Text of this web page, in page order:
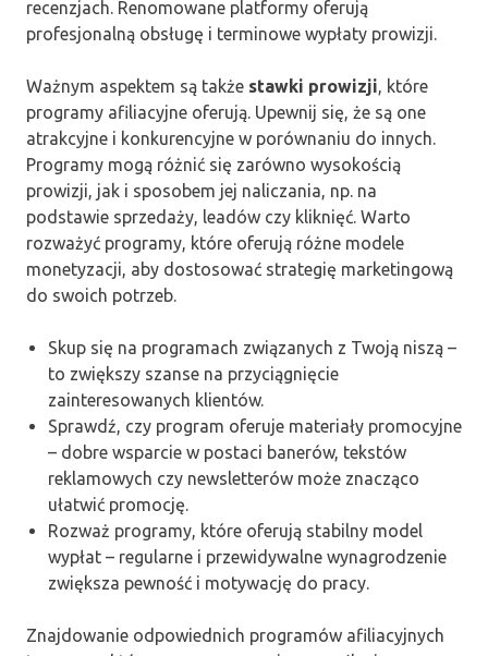
recenzjach. Renomowane platformy oferują
profesjonalną obsługę i terminowe wypłaty prowizji.
Ważnym aspektem są także stawki prowizji, które
programy afiliacyjne oferują. Upewnij się, że są one
atrakcyjne i konkurencyjne w porównaniu do innych.
Programy mogą różnić się zarówno wysokością
prowizji, jak i sposobem jej naliczania, np. na
podstawie sprzedaży, leadów czy kliknięć. Warto
rozważyć programy, które oferują różne modele
monetyzacji, aby dostosować strategię marketingową
do swoich potrzeb.
Skup się na programach związanych z Twoją niszą –
to zwiększy szanse na przyciągnięcie
zainteresowanych klientów.
Sprawdź, czy program oferuje materiały promocyjne
– dobre wsparcie w postaci banerów, tekstów
reklamowych czy newsletterów może znacząco
ułatwić promocję.
Rozważ programy, które oferują stabilny model
wypłat – regularne i przewidywalne wynagrodzenie
zwiększa pewność i motywację do pracy.
Znajdowanie odpowiednich programów afiliacyjnych